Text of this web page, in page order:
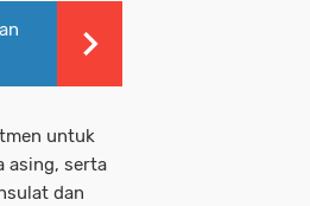
untuk
asing, serta
dan